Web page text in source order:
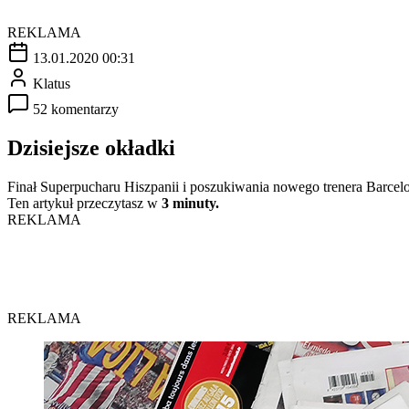
REKLAMA
13.01.2020 00:31
Klatus
52 komentarzy
Dzisiejsze okładki
Finał Superpucharu Hiszpanii i poszukiwania nowego trenera
Ten artykuł przeczytasz w 3 minuty.
REKLAMA
REKLAMA